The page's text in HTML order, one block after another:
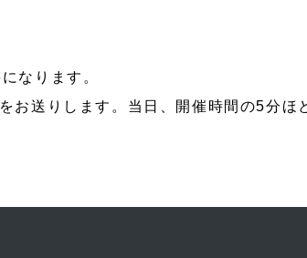
なります。
お送りします。当日、開催時間の5分ほ